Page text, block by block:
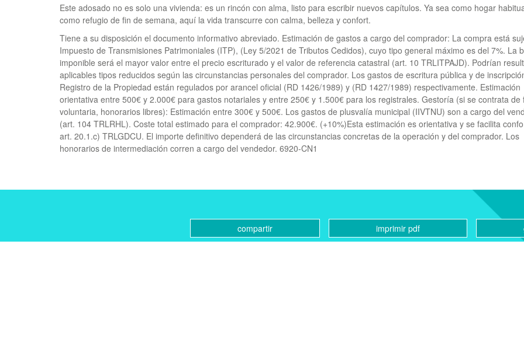
Este adosado no es solo una vivienda: es un rincón con alma, listo para escribir nuevos capítulos. Ya sea como hogar
como refugio de fin de semana, aquí la vida transcurre con calma, belleza y confort.
Tiene a su disposición el documento informativo abreviado. Estimación de gastos a cargo del comprador: La compra está
Impuesto de Transmisiones Patrimoniales (ITP), (Ley 5/2021 de Tributos Cedidos), cuyo tipo general máximo es del 7%. La
imponible será el mayor valor entre el precio escriturado y el valor de referencia catastral (art. 10 TRLITPAJD). Podrían
aplicables tipos reducidos según las circunstancias personales del comprador. Los gastos de escritura pública y de
Registro de la Propiedad están regulados por arancel oficial (RD 1426/1989) y (RD 1427/1989) respectivamente. Estimación
orientativa entre 500€ y 2.000€ para gastos notariales y entre 250€ y 1.500€ para los registrales. Gestoría (si se contrata de
voluntaria, honorarios libres): Estimación entre 300€ y 500€. Los gastos de plusvalía municipal (IIVTNU) son a cargo del
(art. 104 TRLRHL). Coste total estimado para el comprador: 42.900€. (+10%)Esta estimación es orientativa y se facilita
‌art. ‌20.1.c) TRLGDCU. ‌El ‌importe ‌definitivo ‌dependerá ‌de las ‌circunstancias concretas de ‌la operación ‌y ‌del comprador. ‌Los
‌honorarios de intermediación ‌corren ‌a ‌cargo ‌del ‌vendedor. ‌6920-CN1
compartir imprimir pdf